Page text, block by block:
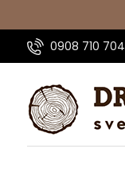
0908 710 704